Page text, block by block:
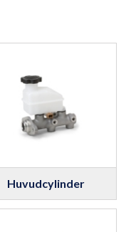
Huvudcylinder